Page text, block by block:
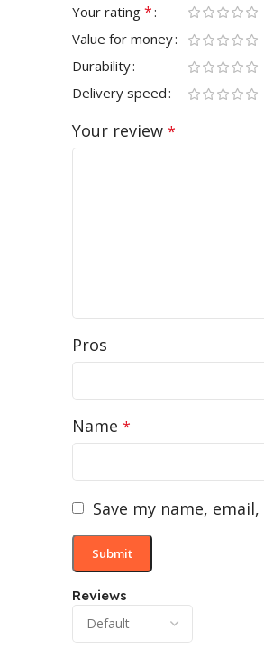
Reviews
Your rating *
Value for money
Durability
Delivery speed
Your review *
Pros
Name *
Save my name,